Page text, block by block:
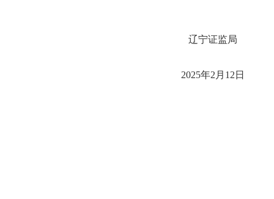
辽宁证监局
2025年2月 12日